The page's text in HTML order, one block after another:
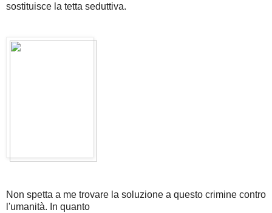
sostituisce la tetta seduttiva.
Non spetta a me trovare la soluzione a questo crimine contro
l'umanità. In quanto